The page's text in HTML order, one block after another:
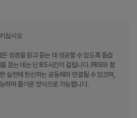
십시오
성경을 읽고 듣는 데 성공할 수 있도록 돕습
듣는 데는 단 85시간이 걸립니다. PRS와 함
실천에 헌신하는 공동체와 연결될 수 있으며,
하며 즐거운 방식으로 가능합니다.